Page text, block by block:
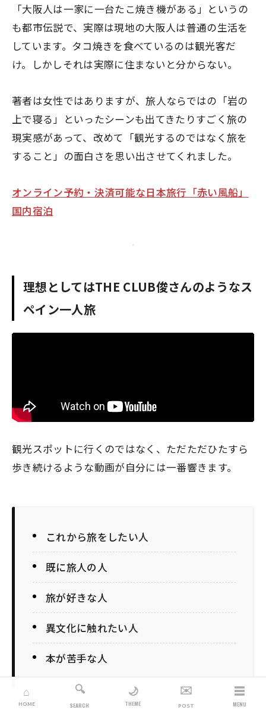
「大阪人は一家に一台たこ焼き機がある」というの
も都市伝説で、実際は現地の大阪人は普通の生活を
しています。タコ焼きを食べているのは観光客だ
け。しかしそれは実際に住まないと分からない。
著者は女性ではありますが、旅人ならではの「岩の
上で寝る」といったシーンも出てきたりすごく旅の
現実感があって、改めて「観光するのではなく旅を
すること」の面白さを思い出させてくれました。
オンライン予約・決済可能な日本旅行「赤い風船」
国内宿泊
理想としてはTHE CLUB俊さんのようなス
ペイン一人旅
観光スポットに行くのではなく、ただただひたすら
歩き続けるような動画が自分には一番響きます。
これから旅をしたい人
既に旅人の人
旅が好きな人
異文化に触れたい人
本が苦手な人
⌂
HOME
🔍
SEARCH
🌙
THEME
✉️
POST
☰
MENU